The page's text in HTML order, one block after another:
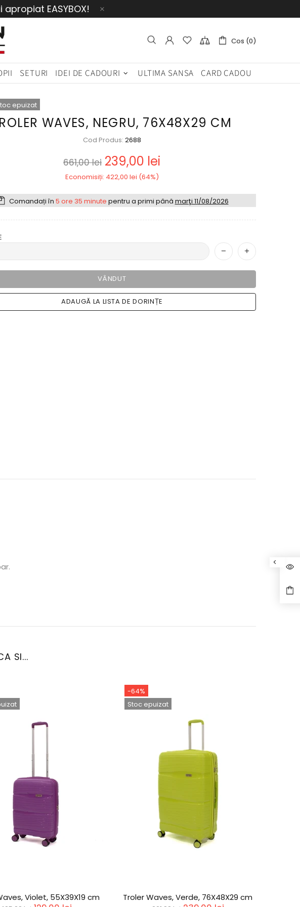
EASYBOX!
Cos (0)
SETURI IDEI DE CADOURI ULTIMA SANSA CARD CADOU
epuizat
WAVES, NEGRU, 76X48X29 CM
Cod Produs: 2688
661,00 lei 239,00 lei
Economisiți: 422,00 lei (64%)
Comandați în 5 ore 35 minute pentru a primi până marţi 11/08/2026
VÂNDUT
ADAUGĂ LA LISTA DE DORINȚE
SI...
Troler Waves, Verde, 66X43X26 cm